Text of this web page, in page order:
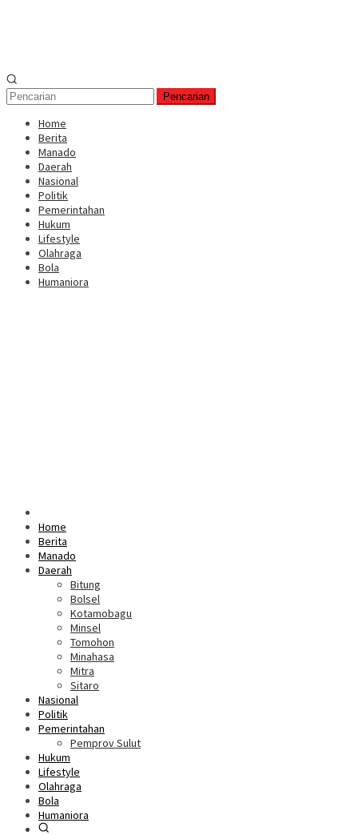
Pencarian
Home
Berita
Manado
Daerah
Nasional
Politik
Pemerintahan
Hukum
Lifestyle
Olahraga
Bola
Humaniora
Home
Berita
Manado
Daerah
Bitung
Bolsel
Kotamobagu
Minsel
Tomohon
Minahasa
Mitra
Sitaro
Nasional
Politik
Pemerintahan
Pemprov Sulut
Hukum
Lifestyle
Olahraga
Bola
Humaniora